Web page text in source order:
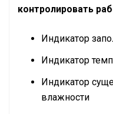
контролировать
Индикатор
Индикатор
Индикатор
влажности